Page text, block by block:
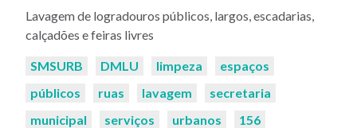
Lavagem de logradouros públicos, largos, escadarias,
calçadões e feiras livres
Palavras-
SMSURB DMLU limpeza
espaços
públicos
ruas lavagem
secretaria
municipal
serviços urbanos 156